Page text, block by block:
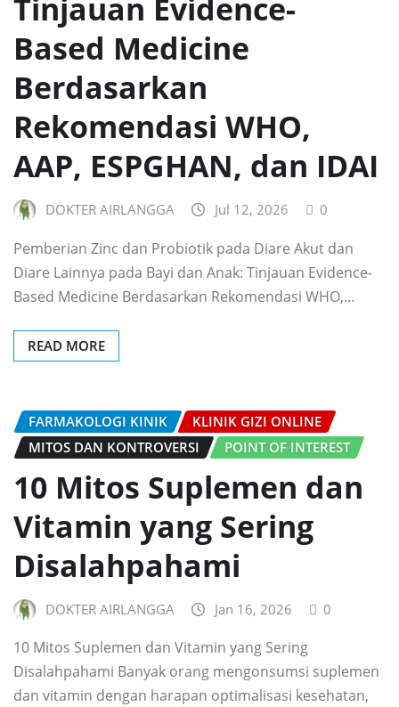
Tinjauan Evidence-
Based Medicine
Berdasarkan
Rekomendasi WHO,
AAP, ESPGHAN, dan IDAI
DOKTER AIRLANGGA Jul 12, 2026 0
Pemberian Zinc dan Probiotik pada Diare Akut dan
Diare Lainnya pada Bayi dan Anak: Tinjauan Evidence-
Based Medicine Berdasarkan Rekomendasi WHO,…
READ MORE
FARMAKOLOGI KINIK
KLINIK GIZI ONLINE
MITOS DAN KONTROVERSI
POINT OF INTEREST
10 Mitos Suplemen dan
Vitamin yang Sering
Disalahpahami
DOKTER AIRLANGGA Jan 16, 2026 0
10 Mitos Suplemen dan Vitamin yang Sering
Disalahpahami Banyak orang mengonsumsi suplemen
dan vitamin dengan harapan optimalisasi kesehatan,